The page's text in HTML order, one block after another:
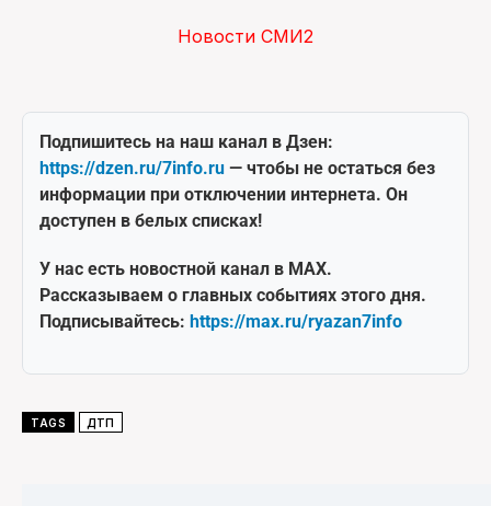
Новости СМИ2
Подпишитесь на наш канал в Дзен:
https://dzen.ru/7info.ru — чтобы не остаться без
информации при отключении интернета. Он
доступен в белых списках!
У нас есть новостной канал в MAX.
Рассказываем о главных событиях этого дня.
Подписывайтесь: https://max.ru/ryazan7info
TAGS ДТП